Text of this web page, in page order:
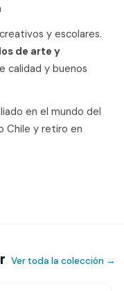
y escolares.
de arte y
calidad y buenos
en el mundo del
Chile y retiro en
Ver toda la colección →